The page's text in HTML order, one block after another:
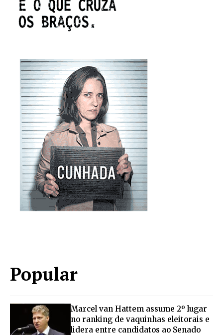
Popular
Marcel van Hattem assume 2º lugar
no ranking de vaquinhas eleitorais e
lidera entre candidatos ao Senado